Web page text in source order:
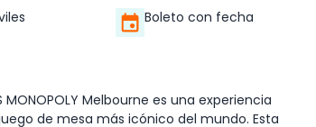
Boleto con fecha
Melbourne es una experiencia
de mesa más icónico del mundo. Esta